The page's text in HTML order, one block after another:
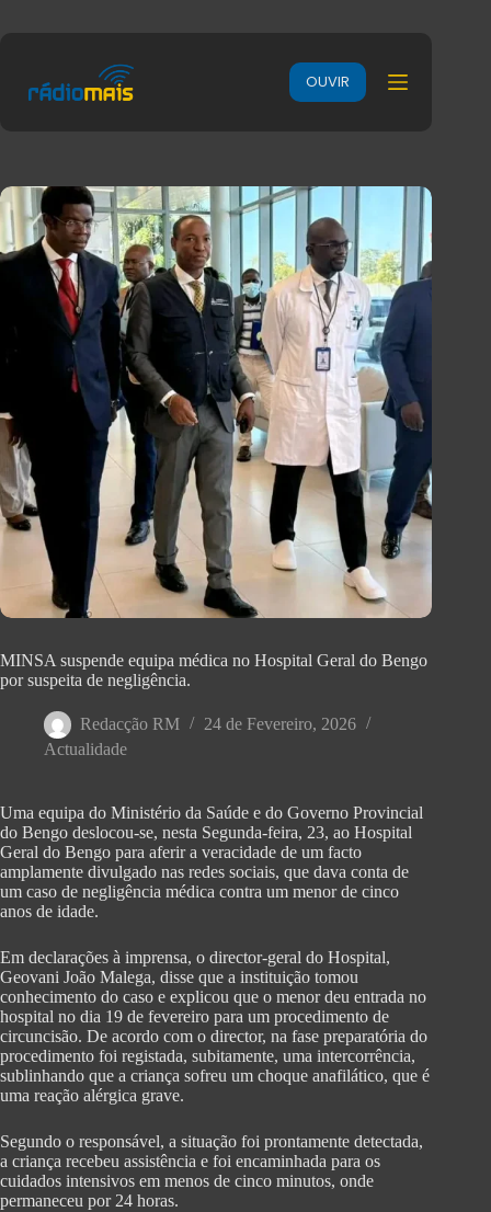
OUVIR
MINSA suspende equipa médica no Hospital Geral do Bengo
por suspeita de negligência.
Redacção RM
24 de Fevereiro, 2026
Actualidade
Uma equipa do Ministério da Saúde e do Governo Provincial
do Bengo deslocou-se, nesta Segunda-feira, 23, ao Hospital
Geral do Bengo para aferir a veracidade de um facto
amplamente divulgado nas redes sociais, que dava conta de
um caso de negligência médica contra um menor de cinco
anos de idade.
Em declarações à imprensa, o director-geral do Hospital,
Geovani João Malega, disse que a instituição tomou
conhecimento do caso e explicou que o menor deu entrada no
hospital no dia 19 de fevereiro para um procedimento de
circuncisão. De acordo com o director, na fase preparatória do
procedimento foi registada, subitamente, uma intercorrência,
sublinhando que a criança sofreu um choque anafilático, que é
uma reação alérgica grave.
Segundo o responsável, a situação foi prontamente detectada,
a criança recebeu assistência e foi encaminhada para os
cuidados intensivos em menos de cinco minutos, onde
permaneceu por 24 horas.